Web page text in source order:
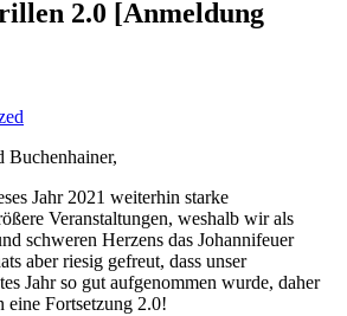
2.0 [Anmeldung
Buchenhainer,
Jahr 2021 weiterhin starke
Veranstaltungen, weshalb wir als
schweren Herzens das Johannifeuer
aber riesig gefreut, dass unser
Jahr so gut aufgenommen wurde, daher
eine Fortsetzung 2.0!